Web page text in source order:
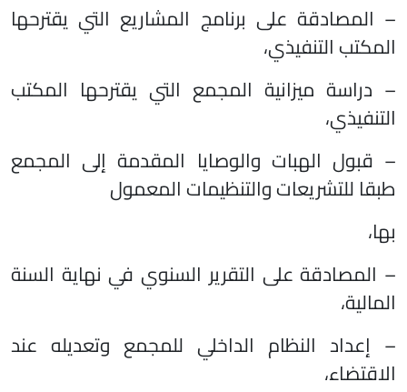
– المصادقة على برنامج المشاريع التي يقترحها
المكتب التنفيذي،
– دراسة ميزانية المجمع التي يقترحها المكتب
التنفيذي،
– قبول الهبات والوصايا المقدمة إلى المجمع
طبقا للتشريعات والتنظيمات المعمول
بها،
– المصادقة على التقرير السنوي في نهاية السنة
المالية،
– إعداد النظام الداخلي للمجمع وتعديله عند
الاقتضاء،